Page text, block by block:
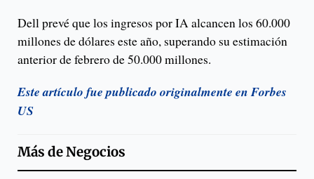
Dell prevé que los ingresos por IA alcancen los 60.000
millones de dólares este año, superando su estimación
anterior de febrero de 50.000 millones.
Este artículo fue publicado originalmente en Forbes
US
Más deNegocios